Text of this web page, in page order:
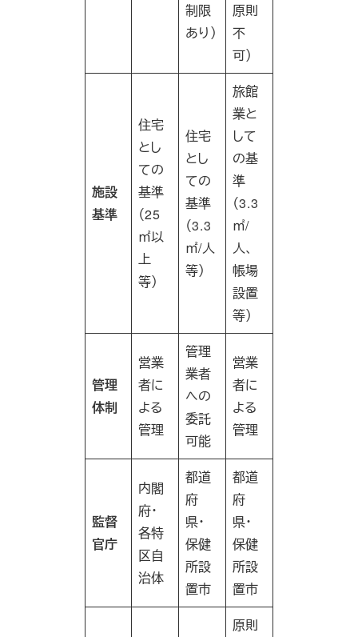
制限
あり）
原則
不
可）
施設
基準
住宅
とし
ての
基準
（25
㎡以
上
等）
住宅
とし
ての
基準
（3.3
㎡/人
等）
旅館
業と
して
の基
準
（3.3
㎡/
人、
帳場
設置
等）
管理
体制
営業
者に
よる
管理
管理
業者
への
委託
可能
営業
者に
よる
管理
監督
官庁
内閣
府・
各特
区自
治体
都道
府
県・
保健
所設
置市
都道
府
県・
保健
所設
置市
原則